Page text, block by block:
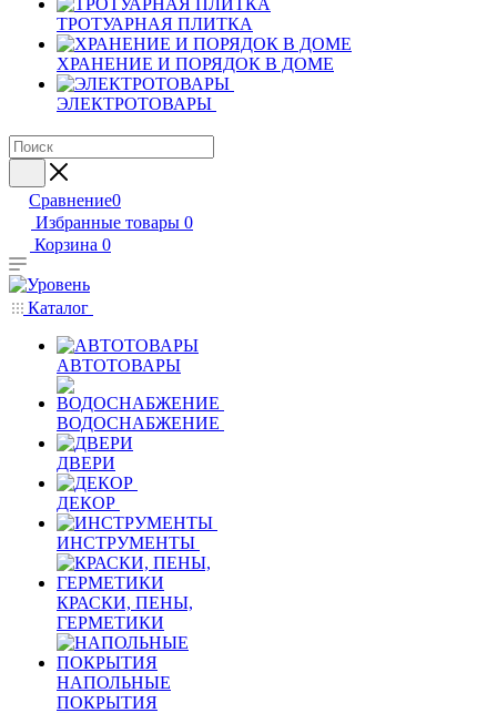
ТРОТУАРНАЯ ПЛИТКА
ХРАНЕНИЕ И ПОРЯДОК В ДОМЕ
ЭЛЕКТРОТОВАРЫ
Сравнение0
Избранные товары 0
Корзина 0
Каталог
АВТОТОВАРЫ
ВОДОСНАБЖЕНИЕ
ДВЕРИ
ДЕКОР
ИНСТРУМЕНТЫ
КРАСКИ, ПЕНЫ,
ГЕРМЕТИКИ
НАПОЛЬНЫЕ
ПОКРЫТИЯ